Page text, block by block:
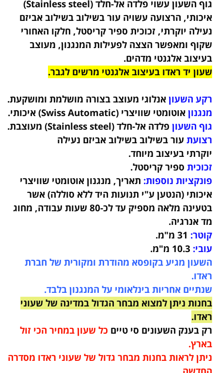
גוף השעון עשוי פלדה אל-חלד (Stainless steel)
איכותי, הרצועה עשויה עור בשילוב בשילוב אביזם
נעילה יוקרתי, זכוכית ספיר קריסטל, חלקו האחורי
שקוף ומאפשר הצצה לפעילות המנגנון, מעוצב
בעיצוב אלגנטי מדהים.
שעון יד ראדו בעיצוב אלגנטי מרשים לגבר.
רקע השעוןאנלוגי מעוצב בצורה מושלמת ומושקעת.
מנגנוןאוטומטי שוויצרי (Swiss Automatic) איכותי.
גוף השעון פלדה אל-חלד (Stainless steel) מעוצבת.
רצועת עור בשילוב בשילוב אביזם נעילה
יוקרתי בעיצוב מיוחד.
זכוכית ספיר קריסטל.
פונקציות נוספות: תאריך, מנגנון אוטומטי שוויצרי
איכותי (הנטען ע"י תנועות היד ללא סוללה) אשר
בטעינה מלאה מספיק עד לכ-80 שעות עבודה, מחוג
מד אנרגיה.
קוטר: 31 מ"מ.
עובי: 10.3 מ"מ.
השעון מגיע בקופסא מהודרת ומקורית של חברת
ראדו.
שנתיים אחריות בינלאומי על המנגנון בלבד.
בחנות ניתן למצוא מבחר הגדול במדינה של שעוני
ראדו.
רק בענק השעונים סי טיים כל שעון במחיר הכי זול
בארץ.
ניתן לראות בחנות מבחר גדול של שעוני ראדו מסדרה